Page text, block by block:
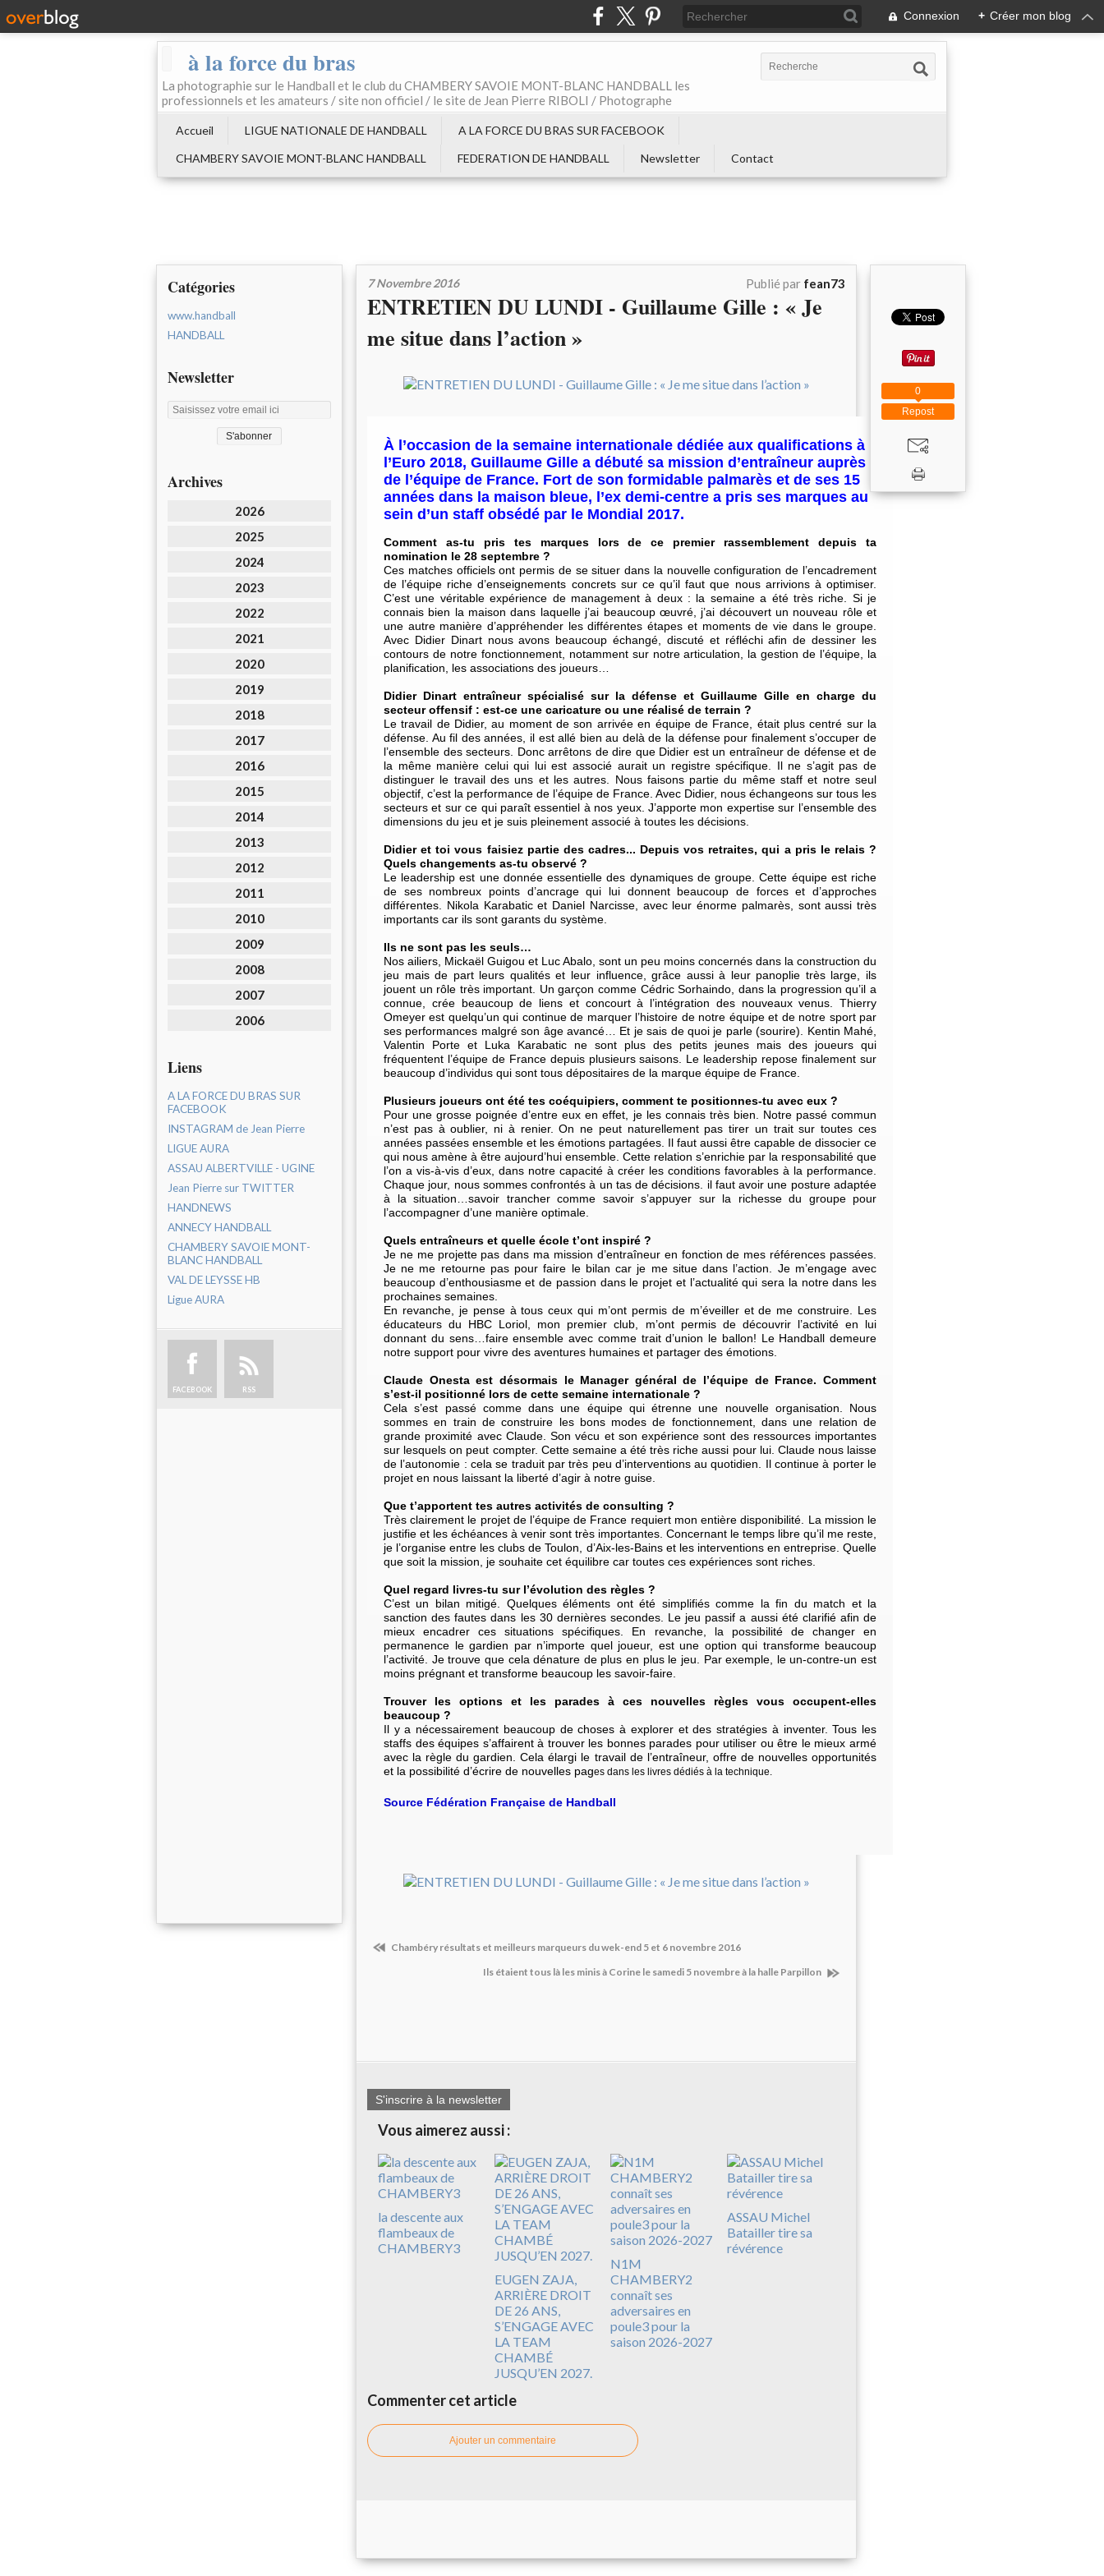
Connexion + Créer mon blog
à la force du bras
La photographie sur le Handball et le club du CHAMBERY SAVOIE MONT-BLANC HANDBALL les
professionnels et les amateurs / site non officiel / le site de Jean Pierre RIBOLI / Photographe
Accueil LIGUE NATIONALE DE HANDBALL
A LA FORCE DU BRAS SUR FACEBOOK
CHAMBERY SAVOIE MONT-BLANC HANDBALL
FEDERATION DE HANDBALL Newsletter Contact
Catégories
www.handball
HANDBALL
Newsletter
Archives
2026
2025
2024
2023
2022
2021
2020
2019
2018
2017
2016
2015
2014
2013
2012
2011
2010
2009
2008
2007
2006
Liens
A LA FORCE DU BRAS SUR
FACEBOOK
INSTAGRAM de Jean Pierre
LIGUE AURA
ASSAU ALBERTVILLE - UGINE
Jean Pierre sur TWITTER
HANDNEWS
ANNECY HANDBALL
CHAMBERY SAVOIE MONT-
BLANC HANDBALL
VAL DE LEYSSE HB
Ligue AURA
FACEBOOK RSS
7 Novembre 2016 Publié par fean73
ENTRETIEN DU LUNDI - Guillaume Gille : « Je
me situe dans l’action »
À l’occasion de la semaine internationale dédiée aux qualifications à
l’Euro 2018, Guillaume Gille a débuté sa mission d’entraîneur auprès
de l’équipe de France. Fort de son formidable palmarès et de ses 15
années dans la maison bleue, l’ex demi-centre a pris ses marques au
sein d’un staff obsédé par le Mondial 2017.
Comment as-tu pris tes marques lors de ce premier rassemblement depuis ta
nomination le 28 septembre ?
Ces matches officiels ont permis de se situer dans la nouvelle configuration de l’encadrement
de l’équipe riche d’enseignements concrets sur ce qu’il faut que nous arrivions à optimiser.
C’est une véritable expérience de management à deux : la semaine a été très riche. Si je
connais bien la maison dans laquelle j’ai beaucoup œuvré, j’ai découvert un nouveau rôle et
une autre manière d’appréhender les différentes étapes et moments de vie dans le groupe.
Avec Didier Dinart nous avons beaucoup échangé, discuté et réfléchi afin de dessiner les
contours de notre fonctionnement, notamment sur notre articulation, la gestion de l’équipe, la
planification, les associations des joueurs…
Didier Dinart entraîneur spécialisé sur la défense et Guillaume Gille en charge du
secteur offensif : est-ce une caricature ou une réalisé de terrain ?
Le travail de Didier, au moment de son arrivée en équipe de France, était plus centré sur la
défense. Au fil des années, il est allé bien au delà de la défense pour finalement s’occuper de
l’ensemble des secteurs. Donc arrêtons de dire que Didier est un entraîneur de défense et de
la même manière celui qui lui est associé aurait un registre spécifique. Il ne s’agit pas de
distinguer le travail des uns et les autres. Nous faisons partie du même staff et notre seul
objectif, c’est la performance de l’équipe de France. Avec Didier, nous échangeons sur tous les
secteurs et sur ce qui paraît essentiel à nos yeux. J’apporte mon expertise sur l’ensemble des
dimensions du jeu et je suis pleinement associé à toutes les décisions.
Didier et toi vous faisiez partie des cadres... Depuis vos retraites, qui a pris le relais ?
Quels changements as-tu observé ?
Le leadership est une donnée essentielle des dynamiques de groupe. Cette équipe est riche
de ses nombreux points d’ancrage qui lui donnent beaucoup de forces et d’approches
différentes. Nikola Karabatic et Daniel Narcisse, avec leur énorme palmarès, sont aussi très
importants car ils sont garants du système.
Ils ne sont pas les seuls…
Nos ailiers, Mickaël Guigou et Luc Abalo, sont un peu moins concernés dans la construction du
jeu mais de part leurs qualités et leur influence, grâce aussi à leur panoplie très large, ils
jouent un rôle très important. Un garçon comme Cédric Sorhaindo, dans la progression qu’il a
connue, crée beaucoup de liens et concourt à l’intégration des nouveaux venus. Thierry
Omeyer est quelqu’un qui continue de marquer l’histoire de notre équipe et de notre sport par
ses performances malgré son âge avancé… Et je sais de quoi je parle (sourire). Kentin Mahé,
Valentin Porte et Luka Karabatic ne sont plus des petits jeunes mais des joueurs qui
fréquentent l’équipe de France depuis plusieurs saisons. Le leadership repose finalement sur
beaucoup d’individus qui sont tous dépositaires de la marque équipe de France.
Plusieurs joueurs ont été tes coéquipiers, comment te positionnes-tu avec eux ?
Pour une grosse poignée d’entre eux en effet, je les connais très bien. Notre passé commun
n’est pas à oublier, ni à renier. On ne peut naturellement pas tirer un trait sur toutes ces
années passées ensemble et les émotions partagées. Il faut aussi être capable de dissocier ce
qui nous amène à être aujourd’hui ensemble. Cette relation s’enrichie par la responsabilité que
l’on a vis-à-vis d’eux, dans notre capacité à créer les conditions favorables à la performance.
Chaque jour, nous sommes confrontés à un tas de décisions. il faut avoir une posture adaptée
à la situation…savoir trancher comme savoir s’appuyer sur la richesse du groupe pour
l’accompagner d’une manière optimale.
Quels entraîneurs et quelle école t’ont inspiré ?
Je ne me projette pas dans ma mission d’entraîneur en fonction de mes références passées.
Je ne me retourne pas pour faire le bilan car je me situe dans l’action. Je m’engage avec
beaucoup d’enthousiasme et de passion dans le projet et l’actualité qui sera la notre dans les
prochaines semaines.
En revanche, je pense à tous ceux qui m’ont permis de m’éveiller et de me construire. Les
éducateurs du HBC Loriol, mon premier club, m’ont permis de découvrir l’activité en lui
donnant du sens…faire ensemble avec comme trait d’union le ballon! Le Handball demeure
notre support pour vivre des aventures humaines et partager des émotions.
Claude Onesta est désormais le Manager général de l’équipe de France. Comment
s’est-il positionné lors de cette semaine internationale ?
Cela s’est passé comme dans une équipe qui étrenne une nouvelle organisation. Nous
sommes en train de construire les bons modes de fonctionnement, dans une relation de
grande proximité avec Claude. Son vécu et son expérience sont des ressources importantes
sur lesquels on peut compter. Cette semaine a été très riche aussi pour lui. Claude nous laisse
de l’autonomie : cela se traduit par très peu d’interventions au quotidien. Il continue à porter le
projet en nous laissant la liberté d’agir à notre guise.
Que t’apportent tes autres activités de consulting ?
Très clairement le projet de l’équipe de France requiert mon entière disponibilité. La mission le
justifie et les échéances à venir sont très importantes. Concernant le temps libre qu’il me reste,
je l’organise entre les clubs de Toulon, d’Aix-les-Bains et les interventions en entreprise. Quelle
que soit la mission, je souhaite cet équilibre car toutes ces expériences sont riches.
Quel regard livres-tu sur l’évolution des règles ?
C’est un bilan mitigé. Quelques éléments ont été simplifiés comme la fin du match et la
sanction des fautes dans les 30 dernières secondes. Le jeu passif a aussi été clarifié afin de
mieux encadrer ces situations spécifiques. En revanche, la possibilité de changer en
permanence le gardien par n’importe quel joueur, est une option qui transforme beaucoup
l’activité. Je trouve que cela dénature de plus en plus le jeu. Par exemple, le un-contre-un est
moins prégnant et transforme beaucoup les savoir-faire.
Trouver les options et les parades à ces nouvelles règles vous occupent-elles
beaucoup ?
Il y a nécessairement beaucoup de choses à explorer et des stratégies à inventer. Tous les
staffs des équipes s’affairent à trouver les bonnes parades pour utiliser ou être le mieux armé
avec la règle du gardien. Cela élargi le travail de l’entraîneur, offre de nouvelles opportunités
et la possibilité d’écrire de nouvelles pages dans les livres dédiés à la technique.
Source Fédération Française de Handball
Chambéry résultats et meilleurs marqueurs du wek-end 5 et 6 novembre 2016
Ils étaient tous là les minis à Corine le samedi 5 novembre à la halle Parpillon
S'inscrire à la newsletter
Vous aimerez aussi :
la descente aux
flambeaux de
CHAMBERY3
EUGEN ZAJA,
ARRIÈRE DROIT
DE 26 ANS,
S’ENGAGE AVEC
LA TEAM
CHAMBÉ
JUSQU’EN 2027.
N1M
CHAMBERY2
connaît ses
adversaires en
poule3 pour la
saison 2026-2027
ASSAU Michel
Batailler tire sa
révérence
Commenter cet article
Ajouter un commentaire
Repost
0